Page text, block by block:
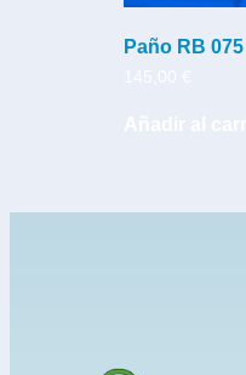
Paño RB 075